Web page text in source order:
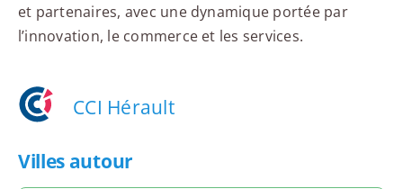
et partenaires, avec une dynamique portée par
l’innovation, le commerce et les services.
CCI Hérault
Villes autour